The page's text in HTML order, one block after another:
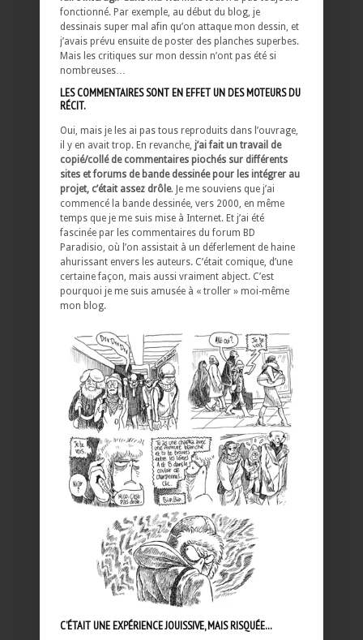
fonctionné. Par exemple, au début du blog, je
dessinais super mal afin qu’on attaque mon dessin, et
j’avais prévu ensuite de poster des planches superbes.
Mais les critiques sur mon dessin n’ont pas été si
nombreuses…
LES COMMENTAIRES SONT EN EFFET UN DES MOTEURS DU
RÉCIT.
Oui, mais je les ai pas tous reproduits dans l’ouvrage,
il y en avait trop. En revanche, j’ai fait un travail de
copié/collé de commentaires piochés sur différents
sites et forums de bande dessinée pour les intégrer au
projet, c’était assez drôle. Je me souviens que j’ai
commencé la bande dessinée, vers 2000, en même
temps que je me suis mise à Internet. Et j’ai été
fascinée par les commentaires du forum BD
Paradisio, où l’on assistait à un déferlement de haine
ahurissant envers les auteurs. C’était comique, d’une
certaine façon, mais aussi vraiment abject. C’est
pourquoi je me suis amusée à « troller » moi-même
mon blog.
C’ÉTAIT UNE EXPÉRIENCE JOUISSIVE, MAIS RISQUÉE…